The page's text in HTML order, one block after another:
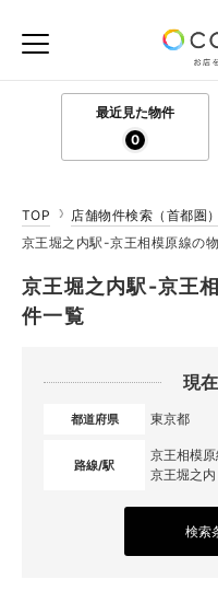
最近見た物件
0
TOP
店舗物件検索（首都圏）
京王堀之内駅-京王相模原線の
京王堀之内駅-京王
件一覧
現
都道府県 東京都
路線/駅
京王相模原
京王堀之内
検索